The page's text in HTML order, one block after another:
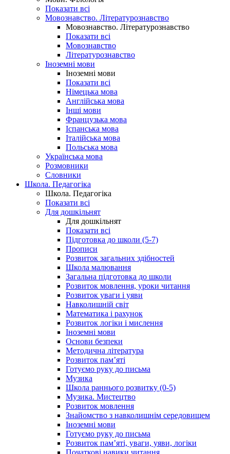
Показати всі
Мовознавство. Літературознавство
Мовознавство. Літературознавство
Показати всі
Мовознавство
Літературознавство
Іноземні мови
Іноземні мови
Показати всі
Німецька мова
Англійська мова
Інші мови
Французька мова
Іспанська мова
Італійська мова
Польська мова
Українська мова
Розмовники
Словники
Школа. Педагогіка
Школа. Педагогіка
Показати всі
Для дошкільнят
Для дошкільнят
Показати всі
Підготовка до школи (5-7)
Прописи
Розвиток загальних здібностей
Школа малювання
Загальна підготовка до школи
Розвиток мовлення, уроки читання
Розвиток уваги і уяви
Навколишній світ
Математика і рахунок
Розвиток логіки і мислення
Іноземні мови
Основи безпеки
Методична література
Розвиток пам’яті
Готуємо руку до письма
Музика
Школа раннього розвитку (0-5)
Музика. Мистецтво
Розвиток мовлення
Знайомство з навколишнім середовищем
Іноземні мови
Готуємо руку до письма
Розвиток пам’яті, уваги, уяви, логіки
Початкові навики читання